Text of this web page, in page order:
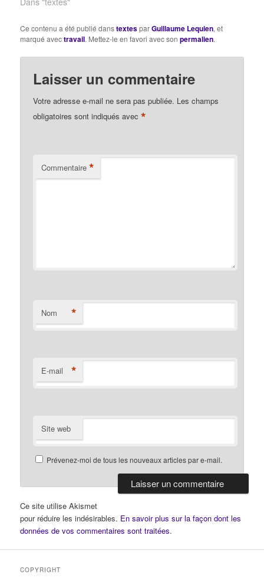
monde des choses. Le
travail ne produit pas
il se produit lui-même et
produit l'ouvrier en tant
que…
Ce contenu a été publié danstextesparGuillaume Lequien, et
marqué avectravail. Mettez-le en favori avec sonpermalien.
Laisser un commentaire
Votre adresse e-mail ne sera pas publiée. Les champs
obligatoires sont indiqués avec*
Commentaire *
Nom *
E-mail *
Site web
Prévenez-moi de tous les nouveaux articles par e-mail.
Ce site utilise Akismet
pour réduire les indésirables. En savoir plus sur la façon dont les
données de vos commentaires sont traitées.
COPYRIGHT